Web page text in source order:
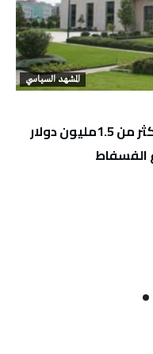
المشهد السياسي
السفارة الامريكية بتونس تمنح أكثر من 1.5مليون دولار
الفسفاط